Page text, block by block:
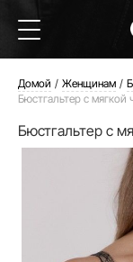
Домой Женщинам
Бюстгальтер с
Бюстгальтер с